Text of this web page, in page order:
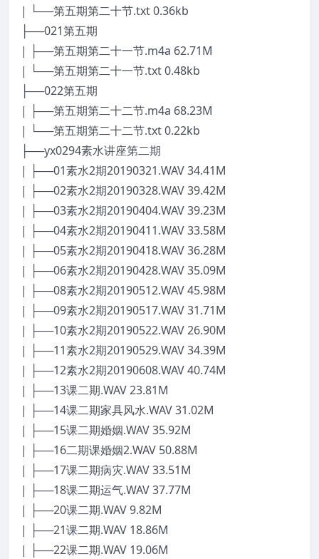
| └──第五期第二十节.txt 0.36kb
├──021第五期
| ├──第五期第二十一节.m4a 62.71M
| └──第五期第二十一节.txt 0.48kb
├──022第五期
| ├──第五期第二十二节.m4a 68.23M
| └──第五期第二十二节.txt 0.22kb
├──yx0294素水讲座第二期
| ├──01素水2期20190321.WAV 34.41M
| ├──02素水2期20190328.WAV 39.42M
| ├──03素水2期20190404.WAV 39.23M
| ├──04素水2期20190411.WAV 33.58M
| ├──05素水2期20190418.WAV 36.28M
| ├──06素水2期20190428.WAV 35.09M
| ├──08素水2期20190512.WAV 45.98M
| ├──09素水2期20190517.WAV 31.71M
| ├──10素水2期20190522.WAV 26.90M
| ├──11素水2期20190529.WAV 34.39M
| ├──12素水2期20190608.WAV 40.74M
| ├──13课二期.WAV 23.81M
| ├──14课二期家具风水.WAV 31.02M
| ├──15课二期婚姻.WAV 35.92M
| ├──16二期课婚姻2.WAV 50.88M
| ├──17课二期病灾.WAV 33.51M
| ├──18课二期运气.WAV 37.77M
| ├──20课二期.WAV 9.82M
| ├──21课二期.WAV 18.86M
| ├──22课二期.WAV 19.06M